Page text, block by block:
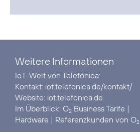
Weitere Informationen
IoT-Welt von Telefónica:
Kontakt: iot.telefonica.de/kontakt/
Website: iot.telefonica.de
Im Überblick: O2 Business Tarife
Hardware | Referenzkunden von O2